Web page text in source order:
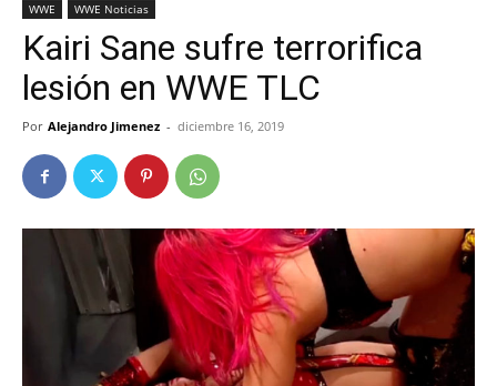
WWE WWE Noticias
Kairi Sane sufre terrorifica
lesión en WWE TLC
Por Alejandro Jimenez - diciembre 16, 2019